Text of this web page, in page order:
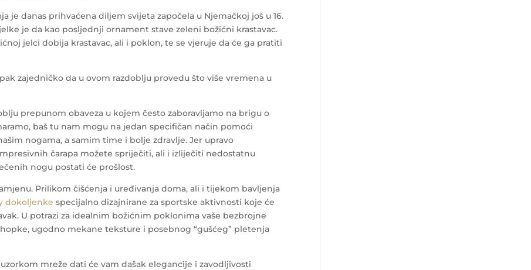
je danas prihvaćena diljem svijeta započela u Njemačkoj još u 16.
je da kao posljednji ornament stave zeleni božićni krastavac.
jelci dobija krastavac, ali i poklon, te se vjeruje da će ga pratiti
zajedničko da u ovom razdoblju provedu što više vremena u
prepunom obaveza u kojem često zaboravljamo na brigu o
baš tu nam mogu na jedan specifičan način pomoći
nogama, a samim time i bolje zdravlje. Jer upravo
čarapa možete spriječiti, ali i izliječiti nedostatnu
nogu postati će prošlost.
Prilikom čišćenja i uređivanja doma, ali i tijekom bavljenja
dokoljenke specijalno dizajnirane za sportske aktivnosti koje će
U potrazi za idealnim božićnim poklonima vaše bezbrojne
ugodno mekane teksture i posebnog “gušćeg” pletenja
mreže dati će vam dašak elegancije i zavodljivosti